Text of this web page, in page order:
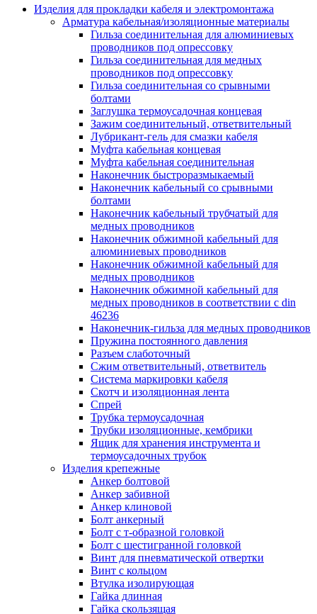
монтажные
Деталь крепежная для несущих и и
профильных реек
Зажим для крышки системы
поддержки кабелей
Кронштейн для кабельного лотка
Крышка для кабельных лотков
лотков
Лоток кабельный лестничный
Лоток кабельный листовой
Лоток кабельный проволочный
Настенный и потолочный
для кабельного лотка
Несущий профиль
лотков
Ответвление т-образное для
лотков
Пластина монтажная для
лотка
Потолочный кронштейн для
прокладки кабеля
Потолочный профиль для
Разделитель для лотка
Рейки профильные
несущие
Секция угловая для кабельных
Соединитель для кабельных
Каналы настенного и потолочного
Зажим кабельный для кабель-
Кабель-канал
Кабель-канал напольный
Кабель-канал настенный
Коробка монтажная для
кабель-канала
Коробка распределительная для
кабель-каналов
Крышка для настенного кабель-
Панель лицевая для настенного
канала
Перегородка разделительная для
настенного кабель-канала
Переходник для кабель-канала
Поворот для кабель-канала
Поворот для настенного кабель-
Изделия для прокладки кабеля и электромонтажа
Арматура кабельная/изоляционные материалы
Гильза соединительная для алюминиевых
проводников под опрессовку
Гильза соединительная для медных
проводников под опрессовку
Гильза соединительная со срывными
болтами
Заглушка термоусадочная концевая
Зажим соединительный, ответвительный
Лубрикант-гель для смазки кабеля
Муфта кабельная концевая
Муфта кабельная соединительная
Наконечник быстроразмыкаемый
Наконечник кабельный со срывными
болтами
Наконечник кабельный трубчатый для
медных проводников
Наконечник обжимной кабельный для
алюминиевых проводников
Наконечник обжимной кабельный для
медных проводников
Наконечник обжимной кабельный для
медных проводников в соответствии с din
46236
Наконечник-гильза для медных проводников
Пружина постоянного давления
Разъем слаботочный
Сжим ответвительный, ответвитель
Система маркировки кабеля
Скотч и изоляционная лента
Спрей
Трубка термоусадочная
Трубки изоляционные, кембрики
Ящик для хранения инструмента и
термоусадочных трубок
Изделия крепежные
Анкер болтовой
Анкер забивной
Анкер клиновой
Болт анкерный
Болт с т-образной головкой
Болт с шестигранной головкой
Винт для пневматической отвертки
Винт с кольцом
Втулка изолирующая
Гайка длинная
Гайка скользящая